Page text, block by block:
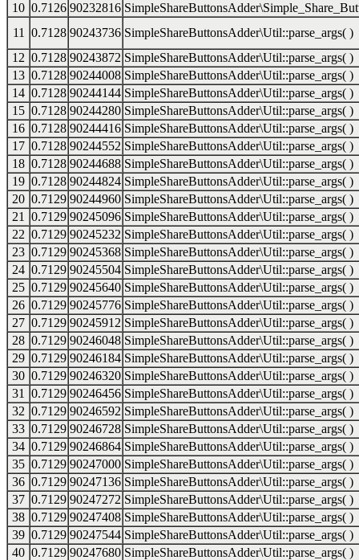
10 0.7126 90232816
11
0.7128 90243736 SimpleShareButtonsAdder\Util::parse_args( )
12 0.7128 90243872 SimpleShareButtonsAdder\Util::parse_args( )
13 0.7128 90244008 SimpleShareButtonsAdder\Util::parse_args( )
14 0.7128 90244144 SimpleShareButtonsAdder\Util::parse_args( )
15 0.7128 90244280 SimpleShareButtonsAdder\Util::parse_args( )
16 0.7128 90244416 SimpleShareButtonsAdder\Util::parse_args( )
17 0.7128 90244552 SimpleShareButtonsAdder\Util::parse_args( )
18 0.7128 90244688 SimpleShareButtonsAdder\Util::parse_args( )
19 0.7128 90244824 SimpleShareButtonsAdder\Util::parse_args( )
20 0.7129 90244960 SimpleShareButtonsAdder\Util::parse_args( )
21
0.7129 90245096 SimpleShareButtonsAdder\Util::parse_args( )
22 0.7129 90245232 SimpleShareButtonsAdder\Util::parse_args( )
23 0.7129 90245368 SimpleShareButtonsAdder\Util::parse_args( )
24 0.7129 90245504 SimpleShareButtonsAdder\Util::parse_args( )
25 0.7129 90245640 SimpleShareButtonsAdder\Util::parse_args( )
26 0.7129 90245776 SimpleShareButtonsAdder\Util::parse_args( )
27 0.7129 90245912 SimpleShareButtonsAdder\Util::parse_args( )
28 0.7129 90246048 SimpleShareButtonsAdder\Util::parse_args( )
29 0.7129 90246184 SimpleShareButtonsAdder\Util::parse_args( )
30 0.7129 90246320 SimpleShareButtonsAdder\Util::parse_args( )
31
0.7129 90246456 SimpleShareButtonsAdder\Util::parse_args( )
32 0.7129 90246592 SimpleShareButtonsAdder\Util::parse_args( )
33 0.7129 90246728 SimpleShareButtonsAdder\Util::parse_args( )
34 0.7129 90246864 SimpleShareButtonsAdder\Util::parse_args( )
35 0.7129 90247000 SimpleShareButtonsAdder\Util::parse_args( )
36 0.7129 90247136 SimpleShareButtonsAdder\Util::parse_args( )
37 0.7129 90247272 SimpleShareButtonsAdder\Util::parse_args( )
38 0.7129 90247408 SimpleShareButtonsAdder\Util::parse_args( )
39 0.7129 90247544 SimpleShareButtonsAdder\Util::parse_args( )
40 0.7129 90247680 SimpleShareButtonsAdder\Util::parse_args( )